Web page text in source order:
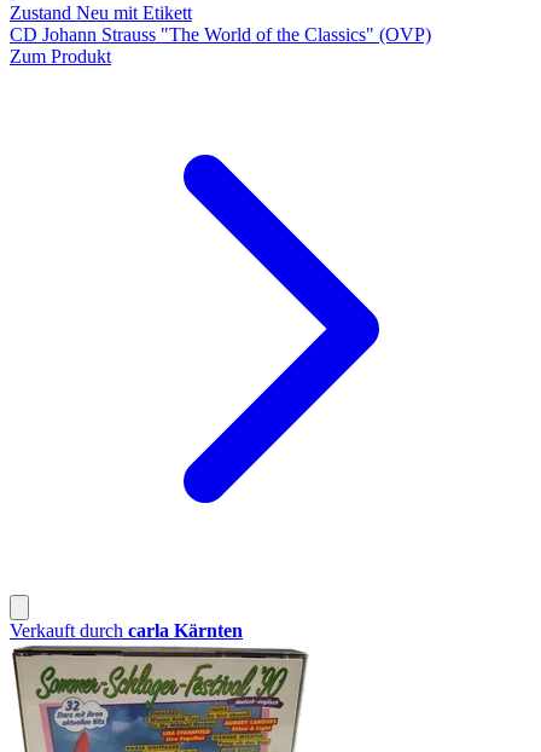
Zustand Neu mit Etikett
CD Johann Strauss "The World of the Classics" (OVP)
Zum Produkt
Verkauft durch carla Kärnten